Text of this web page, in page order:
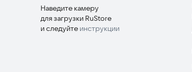
Наведите камеру
для загрузки RuStore
и следуйте инструкции